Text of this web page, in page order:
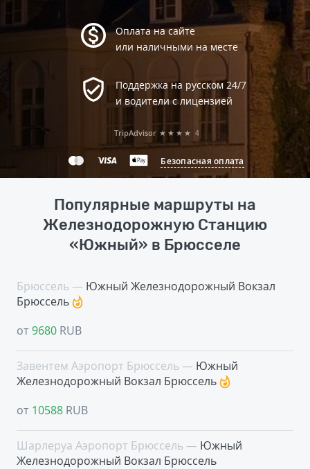
Оплата на сайте
или наличными на месте
Поддержка на русском 24/7
и водители с лицензией
Безопасная оплата
TripAdvisor ★★★★ 4
Популярные маршруты на
Железнодорожную Станцию
«Южный» в Брюсселе
Брюссель — Южный Железнодорожный Вокзал
Брюссель
от9680 RUB
Завентем Аэропорт Брюссель — Южный
Железнодорожный Вокзал Брюссель
от 10588 RUB
Шарлеруа Аэропорт Брюссель — Южный
Железнодорожный Вокзал Брюссель